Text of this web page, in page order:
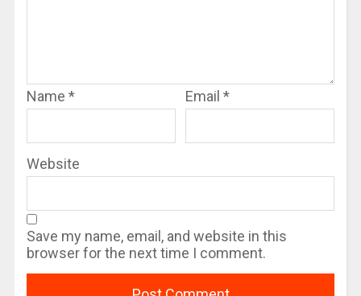
Name * Email *
Website
Save my name, email, and website in this
browser for the next time I comment.